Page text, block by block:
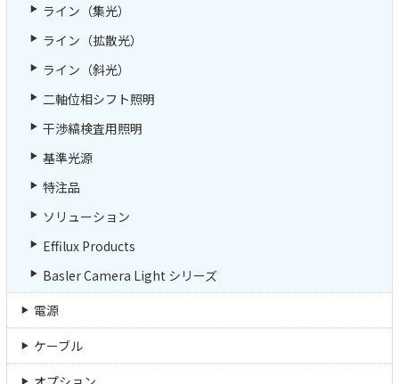
ライン（集光）
ライン（拡散光）
ライン（斜光）
二軸位相シフト照明
干渉縞検査用照明
基準光源
特注品
ソリューション
Effilux Products
Basler Camera Light シリーズ
電源
ケーブル